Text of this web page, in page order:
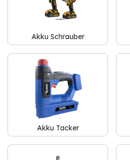
Akku Schrauber
Akku Tacker